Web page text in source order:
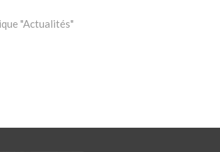
"Actualités"